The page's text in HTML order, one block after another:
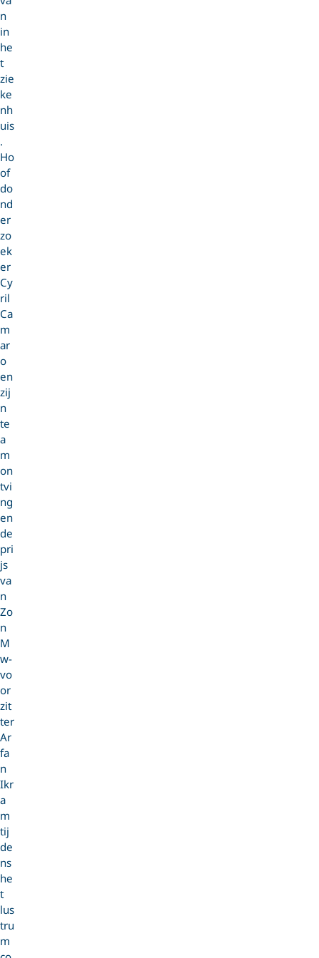
n
in
he
t
zie
ke
nh
uis
.
Ho
of
do
nd
er
zo
ek
er
Cy
ril
Ca
m
ar
o
en
zij
n
te
a
m
on
tvi
ng
en
de
pri
js
va
n
Zo
n
M
w-
vo
or
zit
ter
Ar
fa
n
Ikr
a
m
tij
de
ns
he
t
lus
tru
m